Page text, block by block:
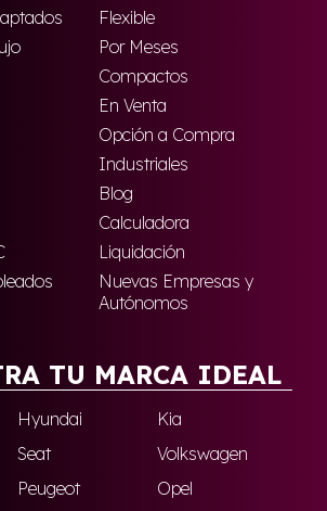
Flexible
Por Meses
Compactos
En Venta
Opción a Compra
Industriales
Blog
Calculadora
Liquidación
Nuevas Empresas y
Autónomos
TU MARCA IDEAL
Hyundai
Kia
Seat
Volkswagen
Peugeot Opel